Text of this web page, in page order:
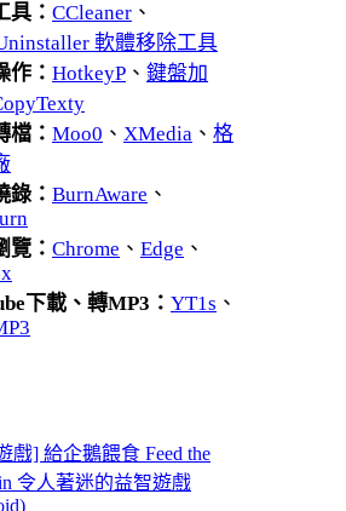
具： CCleaner 、
軟體移除工具
作： HotkeyP 、 鍵盤加
檔： Moo0 、 XMedia 、 格
錄： BurnAware 、
覽： Chrome 、 Edge 、
下載、轉MP3： YT1s 、
戲] 給企鵝餵食 Feed the
令人著迷的益智遊戲